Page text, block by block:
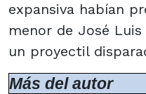
expansiva habían
menor de José
un proyectil
Más del autor